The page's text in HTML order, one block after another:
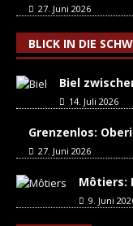
27. Juni 2026
BLICK IN DIE
Biel
14. Juli 2026
Grenzenlos:
27. Juni 2026
Môtiers:
9. Juni